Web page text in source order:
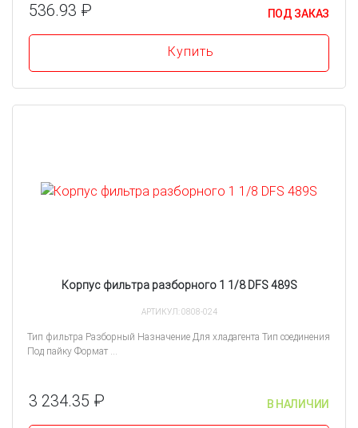
536.93 ₽ ПОД ЗАКАЗ
Купить
Корпус фильтра разборного 1 1/8 DFS 489S
АРТИКУЛ: 0808-024
Тип фильтра Разборный Назначение Для хладагента Тип соединения
Под пайку Формат ...
3 234.35 ₽ В НАЛИЧИИ